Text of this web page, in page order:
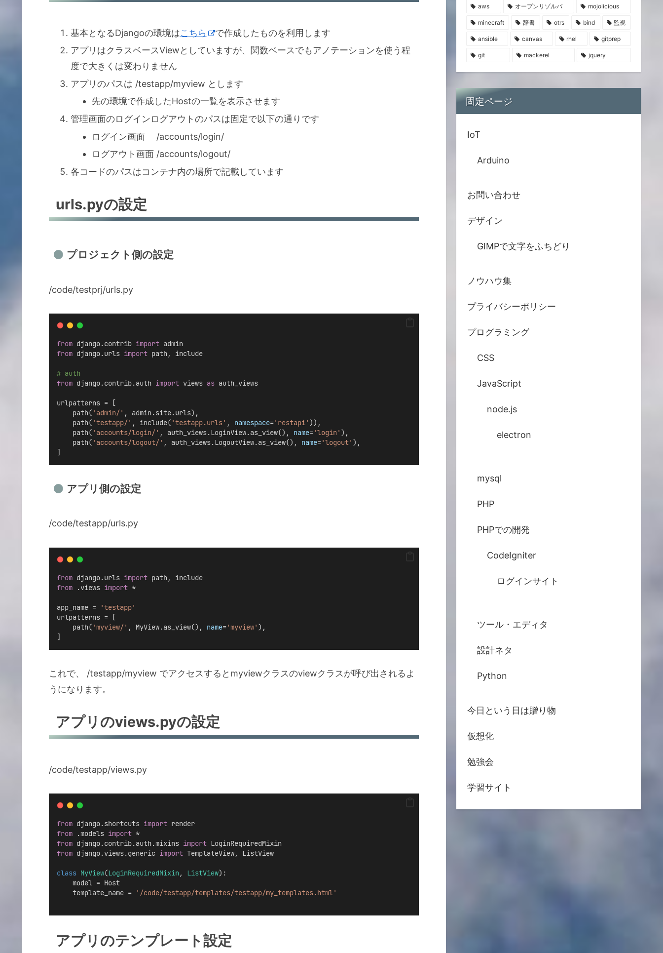
基本となるDjangoの環境はこちら
で作成したものを利用します
アプリはクラスベースViewとしていますが、関数ベースでもアノテーションを使う程
度で大きくは変わりません
アプリのパスは /testapp/myview とします
先の環境で作成したHostの一覧を表示させます
管理画面のログインログアウトのパスは固定で以下の通りです
ログイン画面 /accounts/login/
ログアウト画面 /accounts/logout/
各コードのパスはコンテナ内の場所で記載しています
urls.pyの設定
プロジェクト側の設定
/code/testprj/urls.py
from django.contrib import admin
from django.urls import path, include
# auth
from django.contrib.auth import views as auth_views
urlpatterns = [
    path(
'admin/' , admin.site.urls),
    path(
'testapp/' , include( 'testapp.urls' , namespace='restapi' )),
    path(
'accounts/login/' , auth_views.LoginView.as_view(), name='login' ),
    path(
'accounts/logout/' , auth_views.LogoutView.as_view(), name='logout' ),
]
アプリ側の設定
/code/testapp/urls.py
from django.urls import path, include
from .views import *
app_name =
'testapp'
urlpatterns = [
    path(
'myview/' , MyView.as_view(), name='myview' ),
]
これで、 /testapp/myview でアクセスするとmyviewクラスのviewクラスが呼び出されるよ
うになります。
アプリのviews.pyの設定
/code/testapp/views.py
from django.shortcuts import render
from .models import *
from django.contrib.auth.mixins import LoginRequiredMixin
from django.views.generic import TemplateView, ListView
class MyView(LoginRequiredMixin, ListView):
    model = Host
    template_name =
'/code/testapp/templates/testapp/my_templates.html'
アプリのテンプレート設定
aws オープンリゾルバ mojolicious
minecraft 辞書 otrs bind 監視
ansible canvas rhel gitprep
git mackerel jquery
固定ページ
IoT
Arduino
お問い合わせ
デザイン
GIMPで文字をふちどり
ノウハウ集
プライバシーポリシー
プログラミング
CSS
JavaScript
node.js
electron
mysql
PHP
PHPでの開発
CodeIgniter
ログインサイト
ツール・エディタ
設計ネタ
Python
今日という日は贈り物
仮想化
勉強会
学習サイト